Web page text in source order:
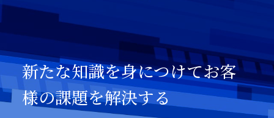
暮らしの中の瑞穂
研修・教育について
社員インタビュー
募集要項
会社案内
新たな知識を身につけてお客
様の課題を解決する